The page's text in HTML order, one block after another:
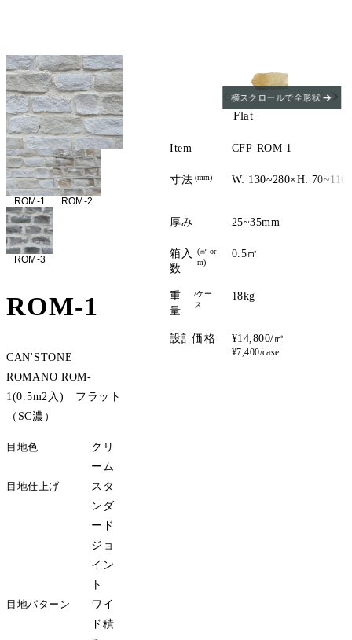
ROM-1 ROM-2
ROM-3
ROM-1
CAN'STONE
ROMANO ROM-
1(0.5m2入) フラット
（SC濃）
目地色
クリ
ーム
目地仕上げ
スタ
ンダ
ード
ジョ
イン
ト
目地パターン
ワイ
ド積
Item
寸法 (mm)
厚み
箱入
数
(㎡ or
m)
重
量
/ケー
ス
設計価格
Flat
CFP-ROM-1
W: 130~280×H:
25~35mm
0.5㎡
18kg
¥14,800/㎡
¥7,400/case
横スクロールで全形状